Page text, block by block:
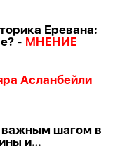
Еревана:
- МНЕНИЕ
Асланбейли
важным шагом в
и